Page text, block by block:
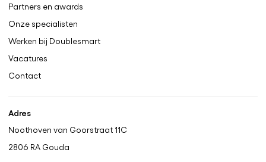
Partners en awards
Onze specialisten
Werken bij Doublesmart
Vacatures
Contact
Adres
Noothoven van Goorstraat 11C
2806 RA Gouda